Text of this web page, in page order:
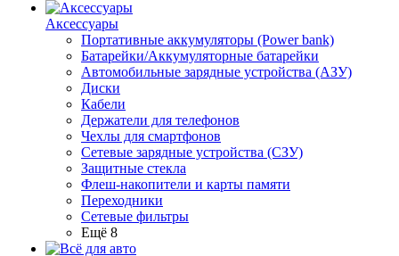
Аксессуары
Портативные аккумуляторы (Power bank)
Батарейки/Аккумуляторные батарейки
Автомобильные зарядные устройства (АЗУ)
Диски
Кабели
Держатели для телефонов
Чехлы для смартфонов
Сетевые зарядные устройства (СЗУ)
Защитные стекла
Флеш-накопители и карты памяти
Переходники
Сетевые фильтры
Ещё 8